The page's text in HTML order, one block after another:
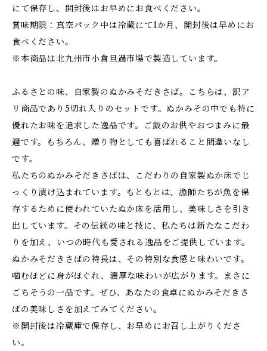
にて保存し、開封後はお早めにお食べください。
賞味期限：真空パック中は冷蔵にて1か月、開封後は早めにお
食べください。
※本商品は北九州市小倉旦過市場で製造しています。
ふるさとの味、自家製のぬかみそだきさば。こちらは、訳ア
リ商品であり5切れ入りのセットです。ぬかみその中でも特に
優れたお味を追求した逸品です。ご飯のお供やおつまみに最
適です。もちろん、贈り物としても喜ばれること間違いなし
です。
私たちのぬかみそだきさばは、こだわりの自家製ぬか床でじ
っくり漬け込まれています。もともとは、漁師たちが魚を保
存するために使われていたぬか床を活用し、美味しさを引き
出しています。その伝統の味と技に、私たちは新たなこだわ
りを加え、いつの時代も愛される逸品をご提供しています。
ぬかみそだきさばの特長は、その特別な食感と味わいです。
噛むほどに身がほぐれ、濃厚な味わいが広がります。まさに
ごちそうの一品です。ぜひ、あなたの食卓にぬかみそだきさ
ばの美味しさを加えてみてください。
※開封後は冷蔵庫で保存し、お早めにお召し上がりくださ
い。